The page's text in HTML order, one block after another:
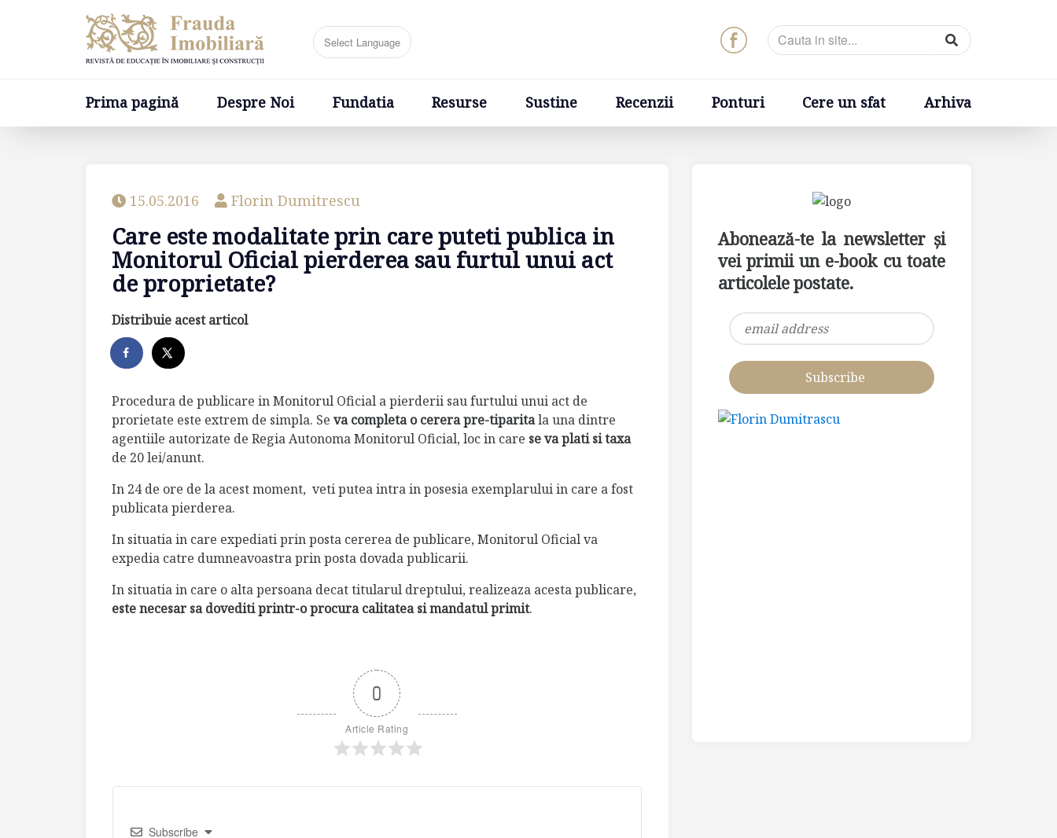
Prima pagină Despre Noi Fundatia Resurse Sustine Recenzii Ponturi Cere un sfat Arhiva
Prima pagină Despre Noi
15.05.2016 Florin Dumitrescu
Care este modalitate prin care puteti publica in
Monitorul Oficial pierderea sau furtul unui act
de proprietate?
Distribuie acest articol
Procedura de publicare in Monitorul Oficial a pierderii sau furtului unui act de
prorietate este extrem de simpla. Se va completa o cerera pre-tiparitala una dintre
agentiile autorizate de Regia Autonoma Monitorul Oficial, loc in care se va plati si taxa
de 20 lei/anunt.
In 24 de ore de la acest moment, veti putea intra in posesia exemplarului in care a fost
publicata pierderea.
In situatia in care expediati prin posta cererea de publicare, Monitorul Oficial va
expedia catre dumneavoastra prin posta dovada publicarii.
In situatia in care o alta persoana decat titularul dreptului, realizeaza acesta publicare,
este necesar sa dovediti printr-o procura calitatea si mandatul primit.
0
Article Rating
Subscribe
Abonează-te la newsletter și
vei primii un e-book cu toate
articolele postate.